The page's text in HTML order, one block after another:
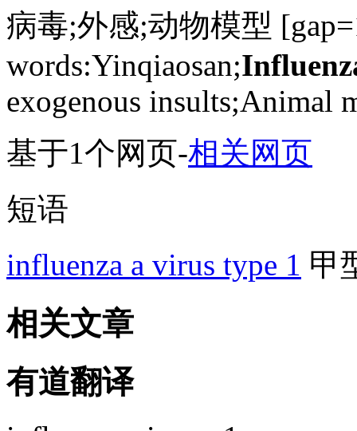
病毒;外感;动物模型
words:Yinqiaosan;
exogenous insults;Animal
基于1个网页-相关网页
短语
influenza a virus type 1 甲
相关文章
有道翻译